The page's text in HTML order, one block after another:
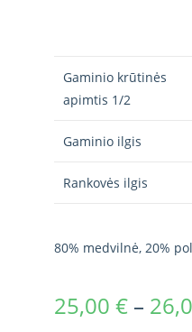
Gaminio krūtinės
apimtis 1/2
Gaminio ilgis
Rankovės ilgis
80% medvilnė, 20%
25,00 € –